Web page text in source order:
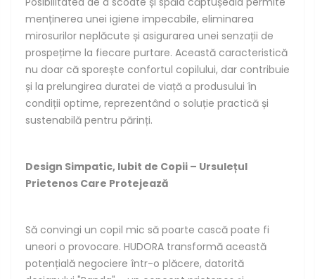
menținerea unei igiene impecabile, eliminarea
mirosurilor neplăcute și asigurarea unei senzații de
prospețime la fiecare purtare. Această caracteristică
nu doar că sporește confortul copilului, dar contribuie
și la prelungirea duratei de viață a produsului în
condiții optime, reprezentând o soluție practică și
sustenabilă pentru părinți.
Design Simpatic, Iubit de Copii – Ursulețul
Prietenos Care Protejează
Să convingi un copil mic să poarte cască poate fi
uneori o provocare. HUDORA transformă această
potențială negociere într-o plăcere, datorită